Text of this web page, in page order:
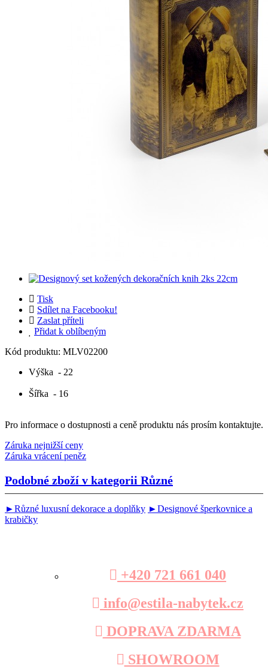
Tisk
Sdílet na Facebooku!
Zaslat příteli
Přidat k oblíbeným
Kód produktu: MLV02200
Výška - 22
Šířka - 16
Pro informace o dostupnosti a ceně produktu nás prosím kontaktujte.
Záruka nejnižší ceny
Záruka vrácení peněz
Podobné zboží v kategorii Různé
►Různé luxusní dekorace a doplňky ►Designové šperkovnice a
krabičky
+420 721 661 040
info@estila-nabytek.cz
DOPRAVA ZDARMA
SHOWROOM